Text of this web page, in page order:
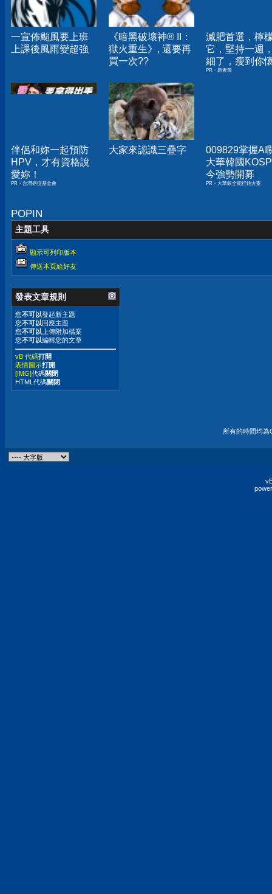
一宣佈颱風要上班
上課後風雨變超強
《暗黑破壞神® II：
獄火重生》, 還要再
買一次??
減肥首選，檸
它，堅持一週
細了，瘦到你
人生
PR・新素簡
伴侶和妳一起預防
HPV，才有資格說
愛妳！
PR・台灣癌症基金會
大家來認識三疊字
009829掌握AI
大華韓國
今強勢開募
PR・大華銀全能行銷方案
POPIN
主題工具
顯示可列印版本
傳送本頁給好友
發表文章規則
您不可以發起新主題
您不可以 回應主題
您不可以 上傳附加檔案
您不可以編輯您的文章
vB 代碼打開
表情圖示打開
[IMG]代碼關閉
HTML代碼關閉
所有的時間均為